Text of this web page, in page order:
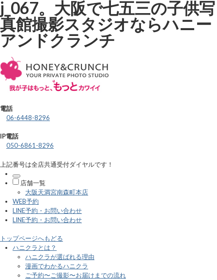
j_067。大阪で七五三の子供写
真館撮影スタジオならハニー
アンドクランチ
電話
06-6448-8296
IP電話
050-6861-8296
上記番号は全店共通受付ダイヤルです！
店舗一覧
大阪天満宮南森町本店
WEB予約
LINE予約・お問い合わせ
LINE予約・お問い合わせ
トップページへもどる
ハニクラとは？
ハニクラが選ばれる理由
漫画でわかるハニクラ
ご予約〜ご撮影〜お届けまでの流れ